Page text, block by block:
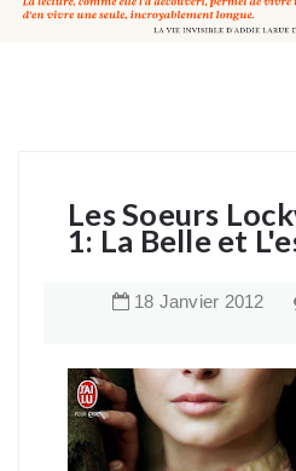
Les Soeurs
1: La Belle et
18 Janvier 2012